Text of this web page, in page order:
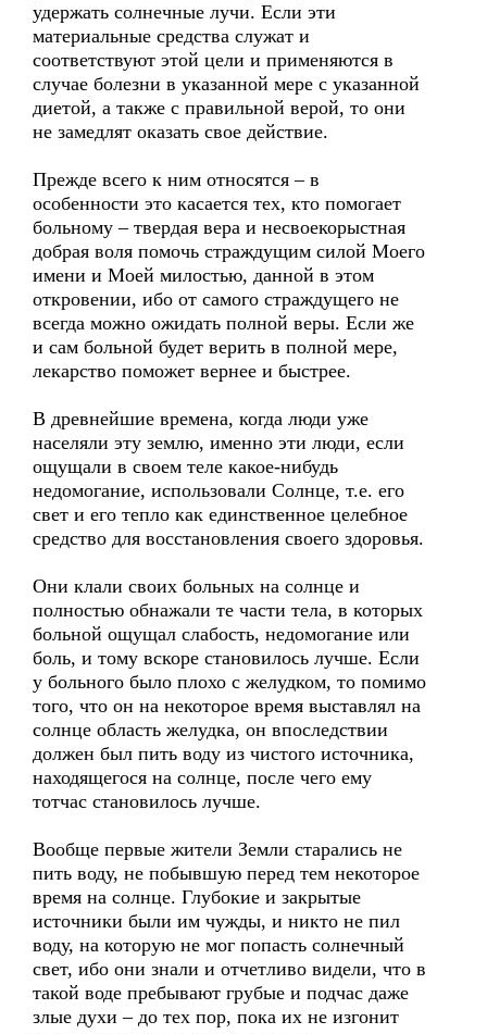
удержать солнечные лучи. Если эти
материальные средства служат и
соответствуют этой цели и применяются в
случае болезни в указанной мере с указанной
диетой, а также с правильной верой, то они
не замедлят оказать свое действие.
Прежде всего к ним относятся – в
особенности это касается тех, кто помогает
больному – твердая вера и несвоекорыстная
добрая воля помочь страждущим силой Моего
имени и Моей милостью, данной в этом
откровении, ибо от самого страждущего не
всегда можно ожидать полной веры. Если же
и сам больной будет верить в полной мере,
лекарство поможет вернее и быстрее.
В древнейшие времена, когда люди уже
населяли эту землю, именно эти люди, если
ощущали в своем теле какое-нибудь
недомогание, использовали Солнце, т.е. его
свет и его тепло как единственное целебное
средство для восстановления своего здоровья.
Они клали своих больных на солнце и
полностью обнажали те части тела, в которых
больной ощущал слабость, недомогание или
боль, и тому вскоре становилось лучше. Если
у больного было плохо с желудком, то помимо
того, что он на некоторое время выставлял на
солнце область желудка, он впоследствии
должен был пить воду из чистого источника,
находящегося на солнце, после чего ему
тотчас становилось лучше.
Вообще первые жители Земли старались не
пить воду, не побывшую перед тем некоторое
время на солнце. Глубокие и закрытые
источники были им чужды, и никто не пил
воду, на которую не мог попасть солнечный
свет, ибо они знали и отчетливо видели, что в
такой воде пребывают грубые и подчас даже
злые духи – до тех пор, пока их не изгонит